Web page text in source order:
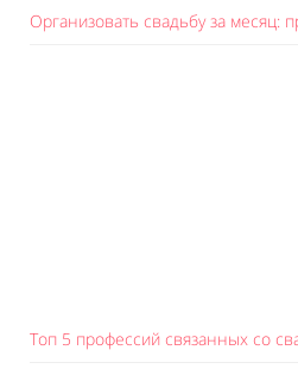
Организовать свадьбу за месяц:
Топ 5 профессий связанных со